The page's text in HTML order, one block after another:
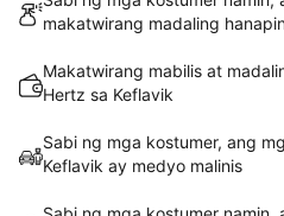
makatwirang madaling
Makatwirang mabilis at
Hertz sa Keflavik
Sabi ng mga kostumer, ang
Keflavik ay medyo malinis